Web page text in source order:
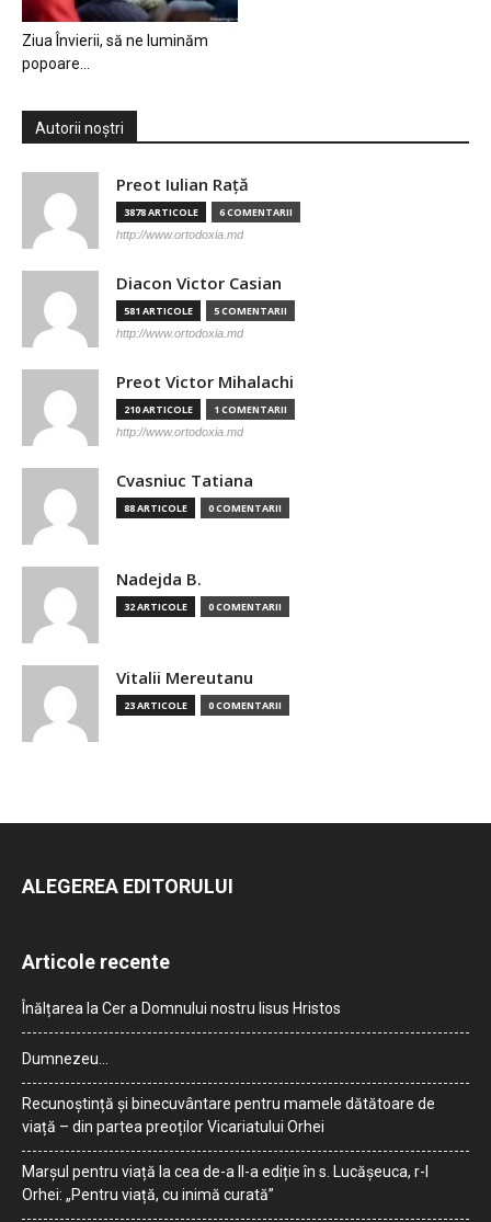
Ziua Învierii, să ne luminăm
popoare…
Autorii noștri
Preot Iulian Raţă
3878 ARTICOLE 6 COMENTARII
http://www.ortodoxia.md
Diacon Victor Casian
581 ARTICOLE 5 COMENTARII
http://www.ortodoxia.md
Preot Victor Mihalachi
210 ARTICOLE 1 COMENTARII
http://www.ortodoxia.md
Cvasniuc Tatiana
88 ARTICOLE 0 COMENTARII
Nadejda B.
32 ARTICOLE 0 COMENTARII
Vitalii Mereutanu
23 ARTICOLE 0 COMENTARII
ALEGEREA EDITORULUI
Articole recente
Înălțarea la Cer a Domnului nostru Iisus Hristos
Dumnezeu…
Recunoștință și binecuvântare pentru mamele dătătoare de
viață – din partea preoților Vicariatului Orhei
Marșul pentru viață la cea de-a II-a ediție în s. Lucășeuca, r-l
Orhei: „Pentru viață, cu inimă curată”